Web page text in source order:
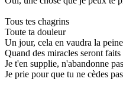
Tous tes chagrins
Toute ta douleur
Un jour, cela en vaudra la peine
Quand des miracles seront faits
Je t'en supplie, n'abandonne pas
Je prie pour que tu ne cèdes pas